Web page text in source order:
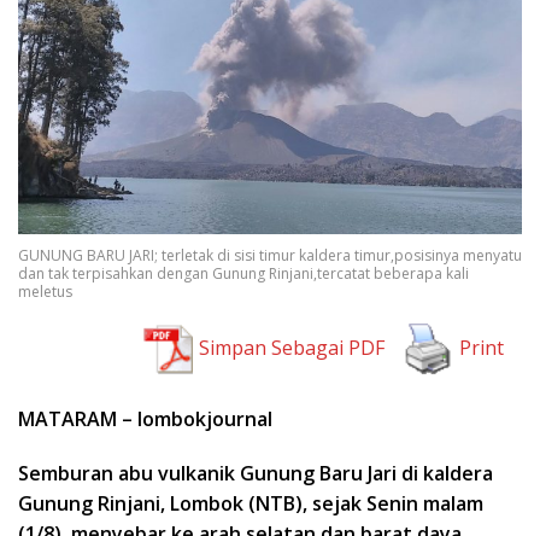
GUNUNG BARU JARI; terletak di sisi timur kaldera timur,posisinya menyatu
dan tak terpisahkan dengan Gunung Rinjani,tercatat beberapa kali
meletus
Simpan Sebagai PDF Print
MATARAM – lombokjournal
Semburan abu vulkanik Gunung Baru Jari di kaldera
Gunung Rinjani, Lombok (NTB), sejak Senin malam